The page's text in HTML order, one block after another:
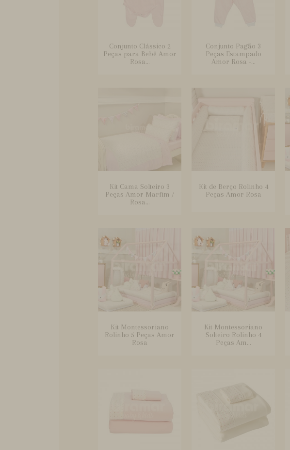
Conjunto Clássico 2
Peças para Bebê Amor
Rosa...
Conjunto Pagão 3
Peças Estampado
Amor Rosa -...
Kit Cama Solteiro 3
Peças Amor Marfim /
Rosa...
Kit de Berço Rolinho 4
Peças Amor Rosa
Kit Montessoriano
Rolinho 5 Peças Amor
Rosa
Kit Montessoriano
Solteiro Rolinho 4
Peças Am...